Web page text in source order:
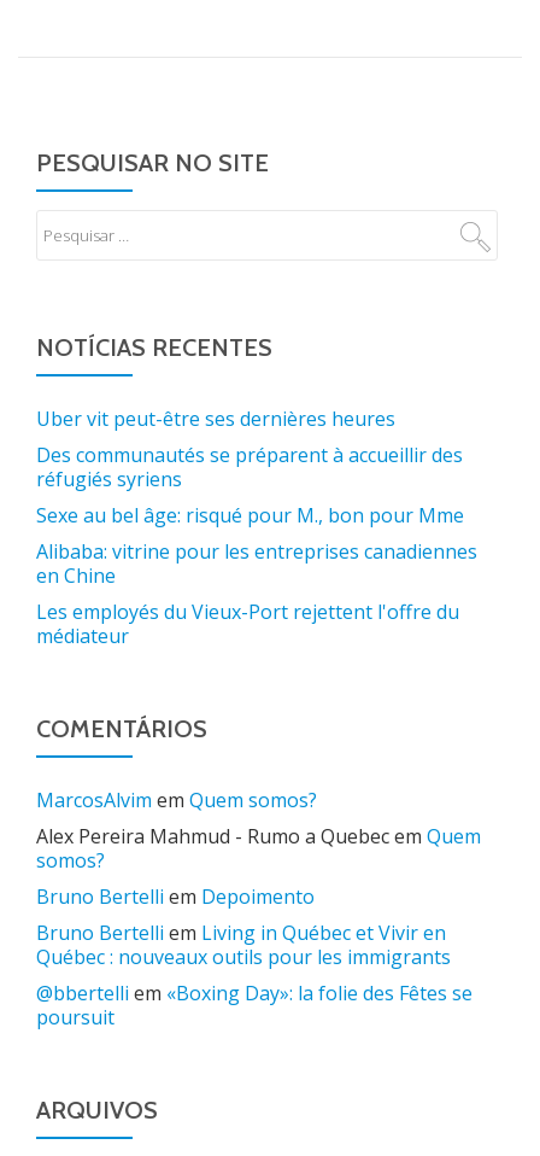
PESQUISAR NO SITE
NOTÍCIAS RECENTES
Uber vit peut-être ses dernières heures
Des communautés se préparent à accueillir des
réfugiés syriens
Sexe au bel âge: risqué pour M., bon pour Mme
Alibaba: vitrine pour les entreprises canadiennes
en Chine
Les employés du Vieux-Port rejettent l'offre du
médiateur
COMENTÁRIOS
MarcosAlvim em Quem somos?
Alex Pereira Mahmud - Rumo a Quebecem Quem
somos?
Bruno Bertelli em Depoimento
Bruno Bertelli em Living in Québec et Vivir en
Québec : nouveaux outils pour les immigrants
@bbertelli em «Boxing Day»: la folie des Fêtes se
poursuit
ARQUIVOS